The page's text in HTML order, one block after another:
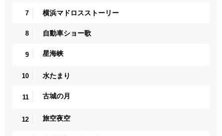
7 横浜マドロスストーリー
8 自動車ショー歌
9 星海峡
10 水たまり
11 古城の月
12 旅空夜空